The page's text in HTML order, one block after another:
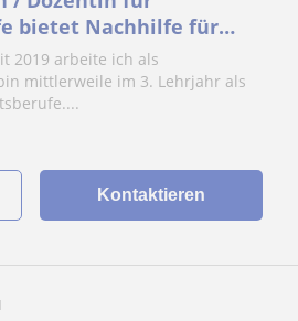
bietet Nachhilfe für
/ den
an.
2019 arbeite ich als
mittlerweile im 3. Lehrjahr als
Kontaktieren